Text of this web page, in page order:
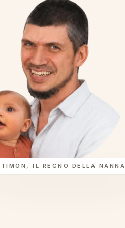
TIMON, IL REGNO DELLA NANNA